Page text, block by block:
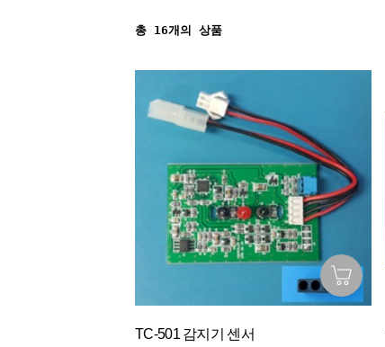
총 16개의 상품
TC-501 감지기 센서